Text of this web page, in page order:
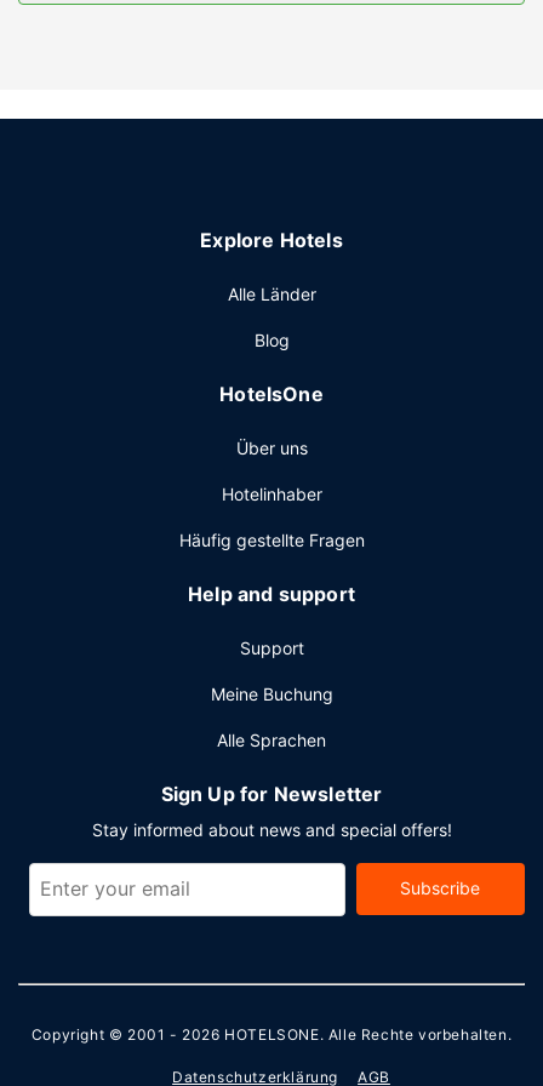
Nutz das große Angebot an Freizeiteinrichtungen, wie zum
Sonstige Einrichtungen
Zum Angebot gehören ein Businesscenter, ein
Rezeption. Vor Ort gibt es Folgendes: Parken ohne Service
Explore Hotels
Alle Länder
Blog
HotelsOne
Über uns
Hotelinhaber
Häufig gestellte Fragen
Help and support
Support
Meine Buchung
Alle Sprachen
Sign Up for Newsletter
Stay informed about news and special offers!
Subscribe
Copyright © 2001 - 2026 HOTELSONE. Alle Rechte vorbehalten.
Datenschutzerklärung AGB